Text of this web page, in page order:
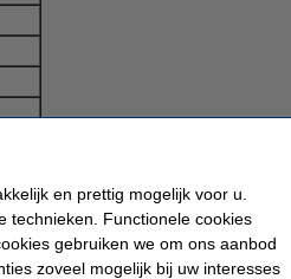
en prettig mogelijk voor u.
technieken. Functionele cookies
gebruiken we om ons aanbod
zoveel mogelijk bij uw interesses